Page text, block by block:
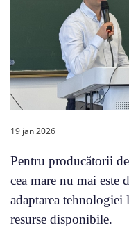
19 jan 2026
Pentru producătorii
cea mare nu mai este
adaptarea
resurse disponibile.